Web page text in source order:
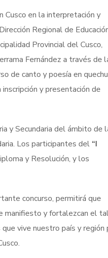
en la interpretación y
Regional de
Provincial del Cusco,
Fernández a través de
de canto y poesía en
inscripción y presentación de
y Secundaria del ámbito de
Los participantes del “I
y Resolución, y los
concurso, permitirá que
manifiesto y fortalezcan el
vive nuestro país y región